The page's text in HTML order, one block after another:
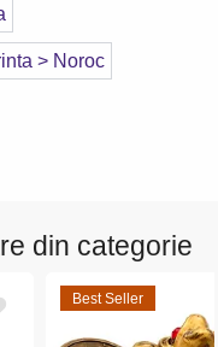
> Noroc
din categorie
Best Seller